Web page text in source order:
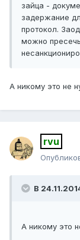
зайца -
задержание
протокол.
можно
А никому это не
rvu
В
А никому это